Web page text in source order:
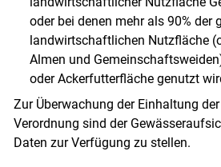
oder bei denen mehr als 90% der
landwirtschaftlichen Nutzfläche
Almen und
oder Ackerfutterfläche genutzt
Zur Überwachung der Einhaltung
Verordnung sind der
Daten zur Verfügung zu stellen.